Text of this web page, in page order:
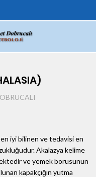
iyi bilinen ve tedavisi en
Akalazya kelime
ve yemek borusunun
kapakçığın yutma